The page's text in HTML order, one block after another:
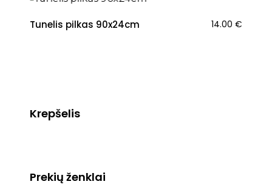
Tunelis pilkas 90x24cm 14.00 €
Krepšelis
Prekių ženklai